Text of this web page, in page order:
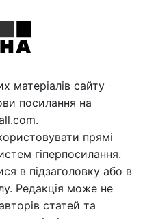
матеріалів сайту
посилання на
прямі
гіперпосилання.
в підзаголовку або в
Редакція може не
статей та